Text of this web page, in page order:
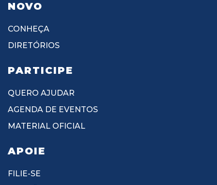
NOVO
CONHEÇA
DIRETÓRIOS
PARTICIPE
QUERO AJUDAR
AGENDA DE EVENTOS
MATERIAL OFICIAL
APOIE
FILIE-SE